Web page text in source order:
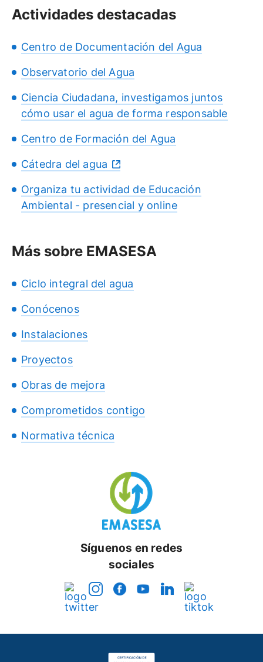
Actividades destacadas
Centro de Documentación del Agua
Observatorio del Agua
Ciencia Ciudadana, investigamos juntos
cómo usar el agua de forma responsable
Centro de Formación del Agua
Cátedra del agua
Organiza tu actividad de Educación
Ambiental - presencial y online
Más sobre EMASESA
Ciclo integral del agua
Conócenos
Instalaciones
Proyectos
Obras de mejora
Comprometidos contigo
Normativa técnica
Síguenos en redes
sociales